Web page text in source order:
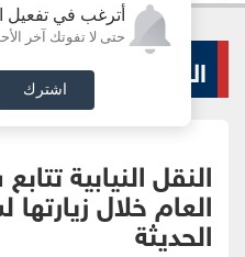
أترغب في تفعيل
حتى لا تفوتك آخر
اشترك
الشؤون البرلمانية
النقل النيابية
العام خلال
الحديثة